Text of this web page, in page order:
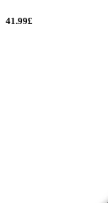
41.99£